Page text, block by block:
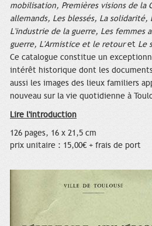
mobilisation, Premières visions de la
allemands, Les blessés, La
L'industrie de la guerre, Les femmes
guerre, L'Armistice et le retouret Le
Ce catalogue constitue un
intérêt historique dont les
aussi les images des lieux familiers
nouveau sur la vie quotidienne à
Lire l'introduction
126 pages, 16 x 21,5 cm
prix unitaire : 15,00€ + frais de port